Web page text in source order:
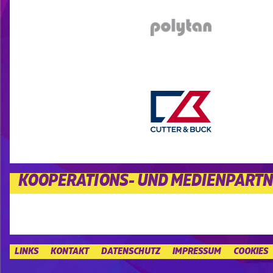
KOOPERATIONS- UND
LINKS KONTAKT DATENSCHUTZ IMPRESSUM COOKIES